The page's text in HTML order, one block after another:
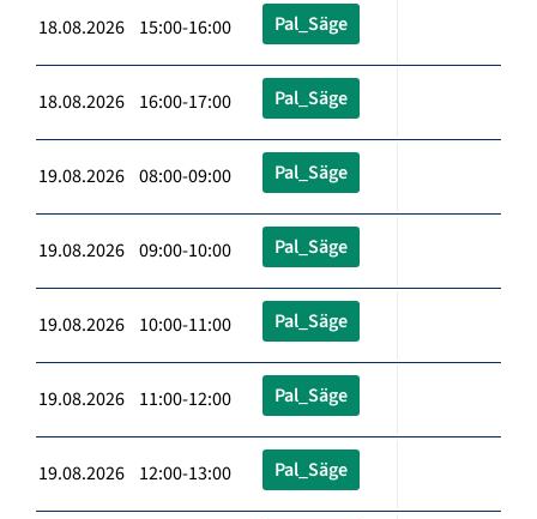
18.08.2026 15:00-16:00 Pal_Säge
18.08.2026 16:00-17:00 Pal_Säge
19.08.2026 08:00-09:00 Pal_Säge
19.08.2026 09:00-10:00 Pal_Säge
19.08.2026 10:00-11:00 Pal_Säge
19.08.2026 11:00-12:00 Pal_Säge
19.08.2026 12:00-13:00 Pal_Säge